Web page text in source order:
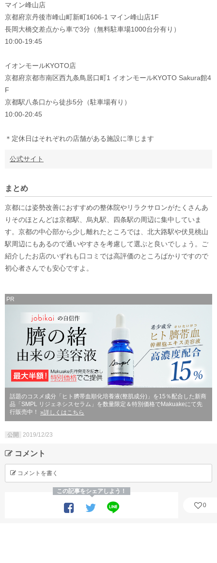
マイン峰山店
京都府京丹後市峰山町新町1606-1 マイン峰山店1F
長岡大橋交差点から車で3分（無料駐車場1000台分有り）
10:00-19:45
イオンモールKYOTO店
京都府京都市南区西九条鳥居口町1 イオンモールKYOTO Sakura館4
F
京都駅八条口から徒歩5分（駐車場有り）
10:00-20:45
＊定休日はそれぞれの店舗がある施設に準じます
公式サイト
まとめ
京都には姿勢改善におすすめの整体院やリラクサロンがたくさんあ
りそのほとんどは京都駅、烏丸駅、四条駅の周辺に集中していま
す。京都の中心部から少し離れたところでは、北大路駅や伏見桃山
駅周辺にもあるので通いやすさを考慮して選ぶと良いでしょう。ご
紹介したお店のいずれも口コミでは高評価のところばかりですので
初心者さんでも安心ですよ。
PR
話題のコスメ成分「ヒト臍帯血順化培養液(整肌成分)」を15％配合した新商
品「SMPL リジェネシスセラム」を数量限定＆特別価格でMakuakeにて先
行販売中！ »詳しくはこちら
公開 2019/12/23
コメント
コメントを書く
この記事をシェアしよう！
0